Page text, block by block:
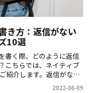
き方：返信がない
10選
書く際、どのように返信
こちらでは、ネイティブ
紹介します。返信がない
2022-06-09